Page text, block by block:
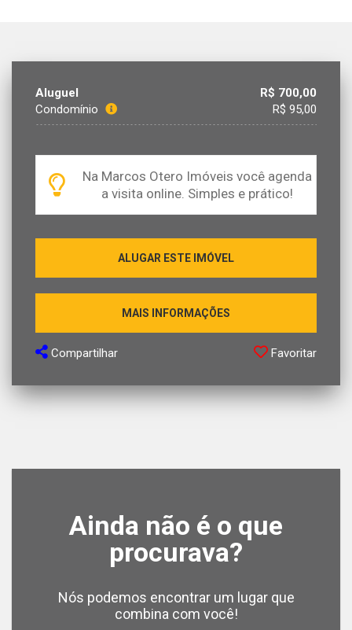
Aluguel
R$ 700,00
Condomínio
R$ 95,00
Na Marcos Otero Imóveis você agenda
a visita online. Simples e prático!
ALUGAR ESTE IMÓVEL
MAIS INFORMAÇÕES
Compartilhar Favoritar
Ainda não é o que
procurava?
Nós podemos encontrar um lugar que
combina com você!